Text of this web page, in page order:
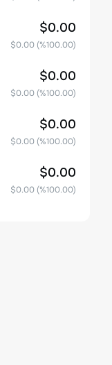
$0.00
$0.00(%100.00)
$0.00
$0.00(%100.00)
$0.00
$0.00(%100.00)
$0.00
$0.00(%100.00)